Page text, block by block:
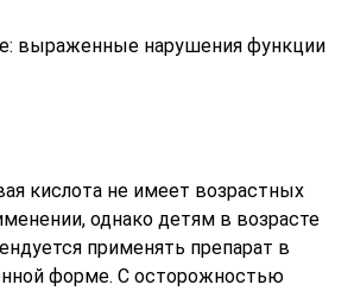
выраженные нарушения функции
кислота не имеет возрастных
однако детям в возрасте
применять препарат в
форме. С осторожностью